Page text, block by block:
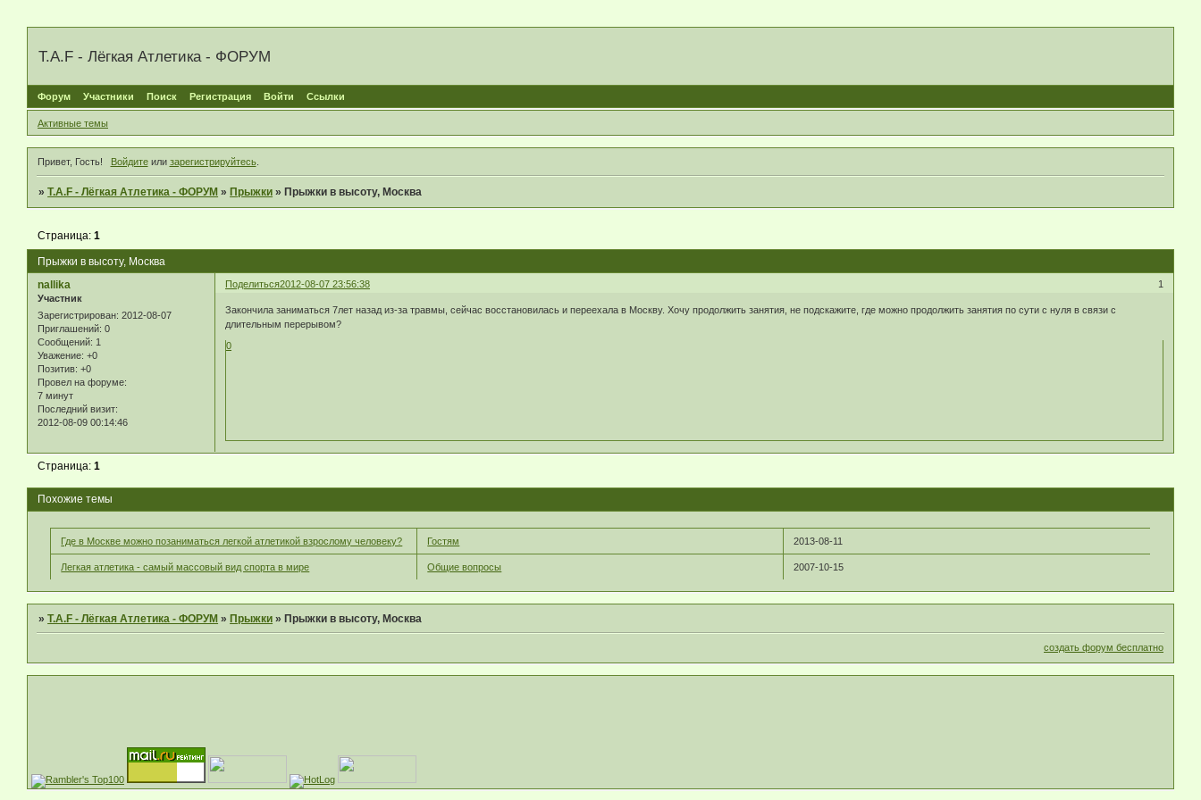
T.A.F - Лёгкая Атлетика - ФОРУМ
Форум Участники Поиск Регистрация Войти Ссылки
Активные темы
Привет, Гость! Войдитеили зарегистрируйтесь.
»T.A.F - Лёгкая Атлетика - ФОРУМ » Прыжки » Прыжки в высоту, Москва
Прыжки в высоту, Москва
Страница:1
Поделиться 1
2012-08-07 23:56:38
nallika
Участник
Зарегистрирован: 2012-08-07
Приглашений: 0
Сообщений: 1
Уважение: +0
Позитив: +0
Провел на форуме:
7 минут
Последний визит:
2012-08-09 00:14:46
Закончила заниматься 7лет назад из-за травмы, сейчас восстановилась и переехала в Москву. Хочу продолжить занятия, не подскажите, где можно продолжить занятия по сути с нуля в связи с
длительным перерывом?
0
Страница:1
Похожие темы
Где в Москве можно позаниматься легкой атлетикой взрослому человеку? Гостям 2013-08-11
Легкая атлетика - самый массовый вид спорта в мире Общие вопросы 2007-10-15
»T.A.F - Лёгкая Атлетика - ФОРУМ » Прыжки » Прыжки в высоту, Москва
создать форум бесплатно